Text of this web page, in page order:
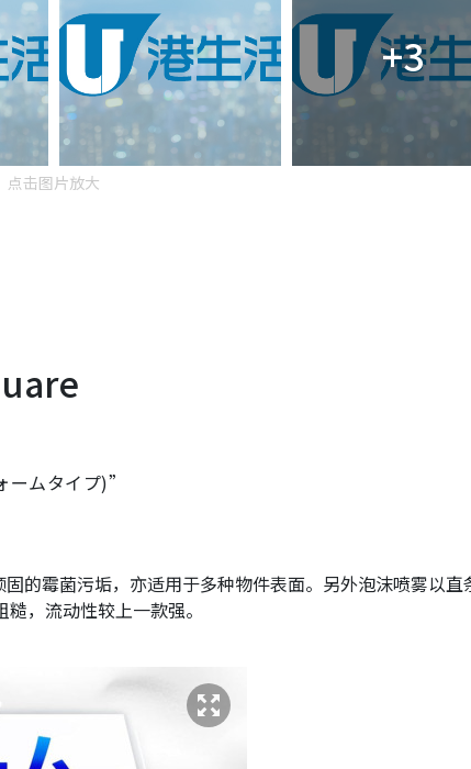
+3
点击图片放大
ムタイプ)”
的霉菌污垢，亦适用于多种物件表面。另外泡沫喷雾以直
，流动性较上一款强。